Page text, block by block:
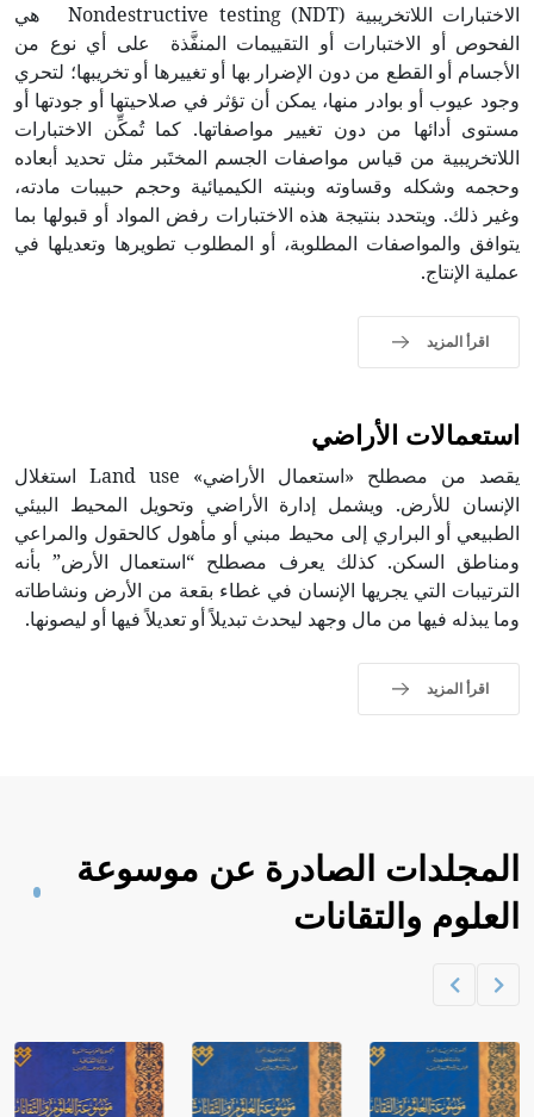
الاختبارات اللاتخريبية Nondestructive testing (NDT) هي
الفحوص أو الاختبارات أو التقييمات المنفَّذة على أي نوع من
الأجسام أو القطع من دون الإضرار بها أو تغييرها أو تخريبها؛ لتحري
وجود عيوب أو بوادر منها، يمكن أن تؤثر في صلاحيتها أو جودتها أو
مستوى أدائها من دون تغيير مواصفاتها. كما تُمكِّن الاختبارات
اللاتخريبية من قياس مواصفات الجسم المختَبر مثل تحديد أبعاده
وحجمه وشكله وقساوته وبنيته الكيميائية وحجم حبيبات مادته،
وغير ذلك. ويتحدد بنتيجة هذه الاختبارات رفض المواد أو قبولها بما
يتوافق والمواصفات المطلوبة، أو المطلوب تطويرها وتعديلها في
عملية الإنتاج.
اقرأ المزيد
استعمالات الأراضي
يقصد من مصطلح «استعمال الأراضي» Land use استغلال
الإنسان للأرض. ويشمل إدارة الأراضي وتحويل المحيط البيئي
الطبيعي أو البراري إلى محيط مبني أو مأهول كالحقول والمراعي
ومناطق السكن. كذلك يعرف مصطلح “استعمال الأرض” بأنه
الترتيبات التي يجريها الإنسان في غطاء بقعة من الأرض ونشاطاته
وما يبذله فيها من مال وجهد ليحدث تبديلاً أو تعديلاً فيها أو ليصونها.
اقرأ المزيد
المجلدات الصادرة عن موسوعة
العلوم والتقانات